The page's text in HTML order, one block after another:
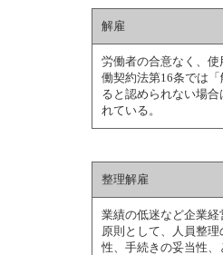
解雇
労働者の合意なく、
働契約法第16条では
ると認められない場
れている。
整理解雇
業績の低迷など企業
原則として、人員整
性、手続きの妥当性